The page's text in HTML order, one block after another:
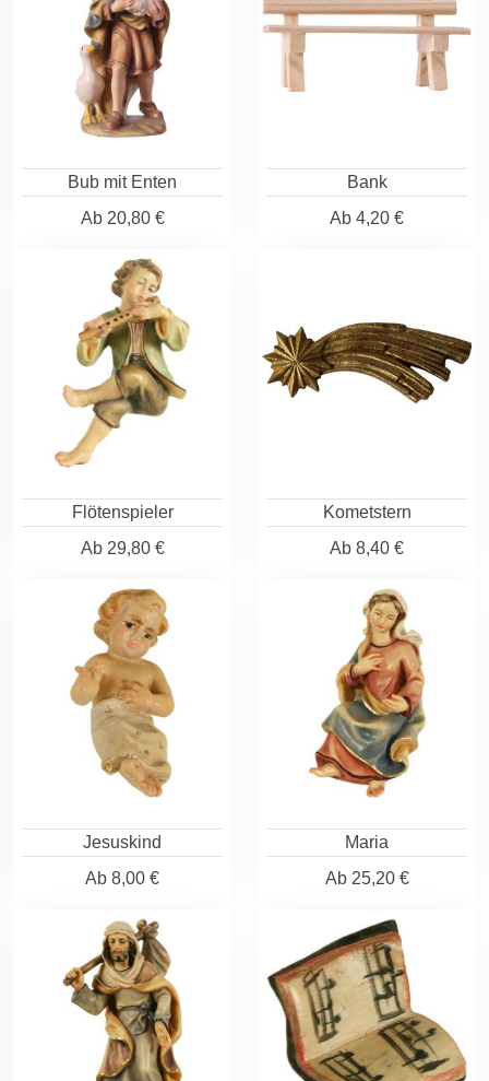
Bub mit Enten
Ab20,80 €
Bank
Ab 4,20 €
Flötenspieler
Ab29,80 €
Kometstern
Ab 8,40 €
Jesuskind
Ab 8,00 €
Maria
Ab25,20 €